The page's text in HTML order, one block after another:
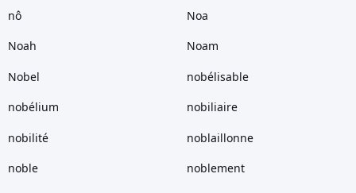
nô Noa
Noah Noam
Nobel nobélisable
nobélium nobiliaire
nobilité noblaillonne
noble noblement